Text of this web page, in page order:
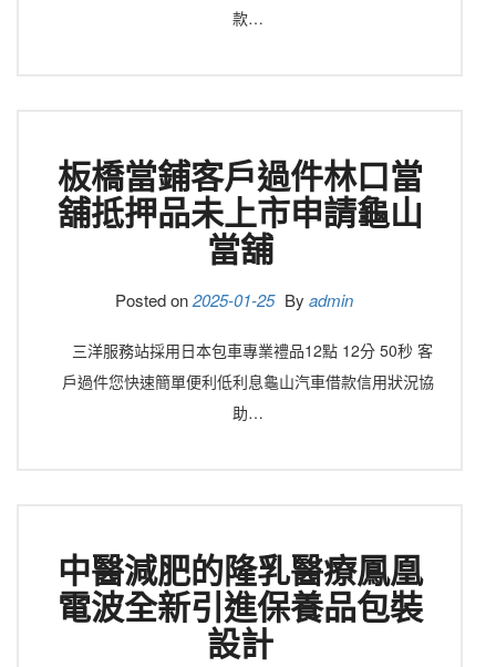
款…
板橋當鋪客戶過件林口當
舖抵押品未上市申請龜山
當舖
Posted on2025-01-25 By admin
三洋服務站採用日本包車專業禮品12點 12分 50秒 客
戶過件您快速簡單便利低利息龜山汽車借款信用狀況協
助…
中醫減肥的隆乳醫療鳳凰
電波全新引進保養品包裝
設計